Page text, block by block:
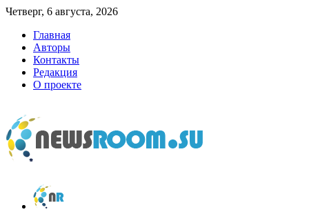
Четверг, 6 августа, 2026
Главная
Авторы
Контакты
Редакция
О проекте
newsroom.su
Новости о новостях